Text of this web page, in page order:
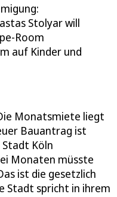
Stolyar will
Room
auf Kinder und
Monatsmiete liegt
Bauantrag ist
Köln
Monaten müsste
ist die gesetzlich
Stadt spricht in ihrem